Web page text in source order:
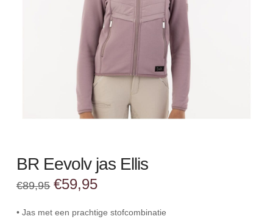
BR Eevolv jas Ellis
€89,95 Oorspronkelijke
prijs
€89,95.
€59,95
€59,95.
• Jas met een prachtige stofcombinatie